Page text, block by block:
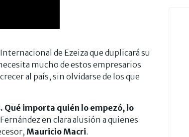
de Ezeiza que duplicará su
mucho de estos empresarios
al país, sin olvidarse de los que
Qué importa quién lo empezó, lo
en clara alusión a quienes
Mauricio Macri.